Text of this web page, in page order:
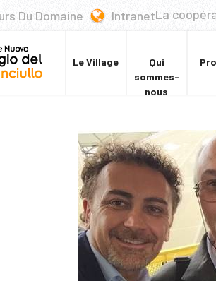
Du Domaine IntranetLa
Le Village
Qui
sommes-
nous